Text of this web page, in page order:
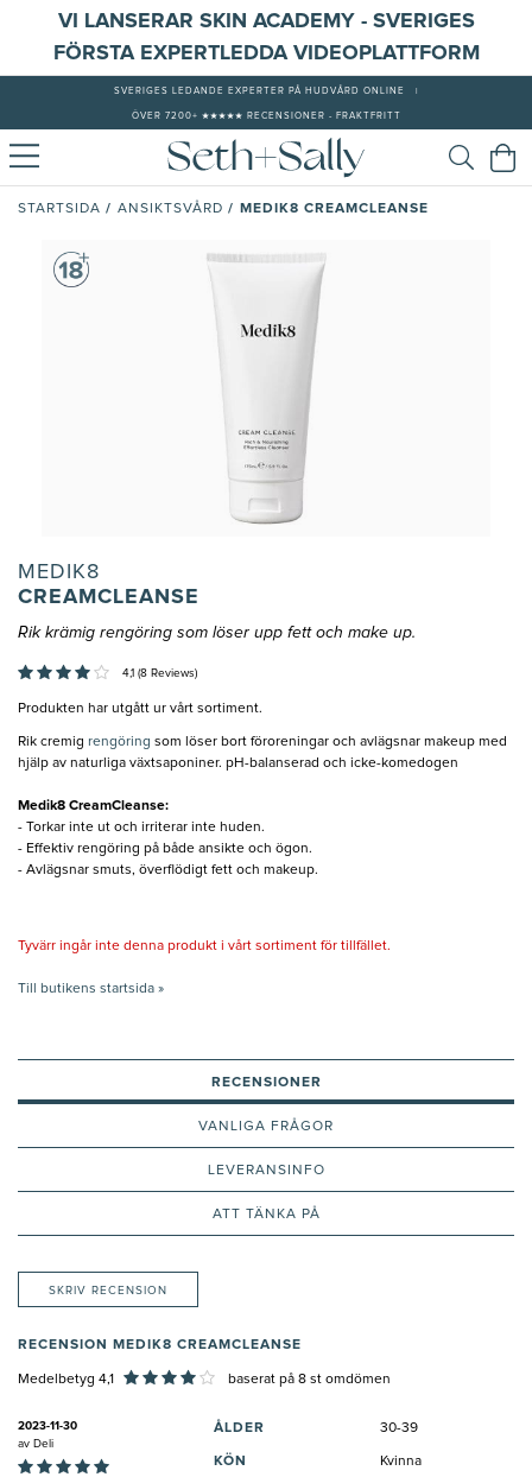
VI LANSERAR SKIN ACADEMY - SVERIGES
FÖRSTA EXPERTLEDDA VIDEOPLATTFORM
SVERIGES LEDANDE EXPERTER PÅ HUDVÅRD ONLINE
ÖVER 7200+ ★★★★★ RECENSIONER - FRAKTFRITT
STARTSIDA / ANSIKTSVÅRD / MEDIK8 CREAMCLEANSE
MEDIK8
CREAMCLEANSE
Rik krämig rengöring som löser upp fett och make up.
4,1 (8 Reviews)
Produkten har utgått ur vårt sortiment.
Rik cremig rengöring som löser bort föroreningar och avlägsnar makeup med
hjälp av naturliga växtsaponiner. pH-balanserad och icke-komedogen
Medik8 CreamCleanse:
- Torkar inte ut och irriterar inte huden.
- Effektiv rengöring på både ansikte och ögon.
- Avlägsnar smuts, överflödigt fett och makeup.
Tyvärr ingår inte denna produkt i vårt sortiment för tillfället.
Till butikens startsida »
RECENSIONER
VANLIGA FRÅGOR
LEVERANSINFO
ATT TÄNKA PÅ
SKRIV RECENSION
RECENSION MEDIK8 CREAMCLEANSE
Medelbetyg 4,1 baserat på 8 st omdömen
2023-11-30
av Deli
ÅLDER 30-39
KÖN Kvinna